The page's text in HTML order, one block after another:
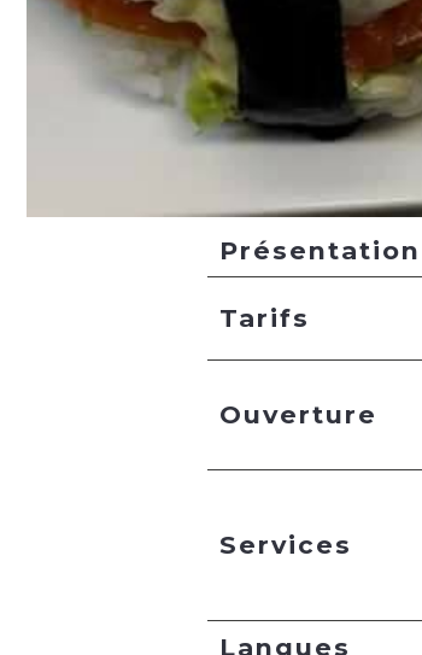
Présentation
Tarifs
Ouverture
Services
Langues